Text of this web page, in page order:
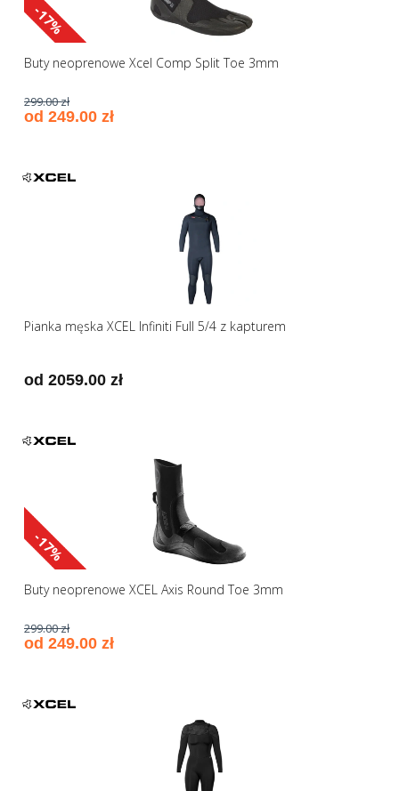
-17%
Buty neoprenowe Xcel Comp Split Toe 3mm
299.00 zł
od 249.00 zł
Pianka męska XCEL Infiniti Full 5/4 z kapturem
od 2059.00 zł
-17%
Buty neoprenowe XCEL Axis Round Toe 3mm
299.00 zł
od 249.00 zł